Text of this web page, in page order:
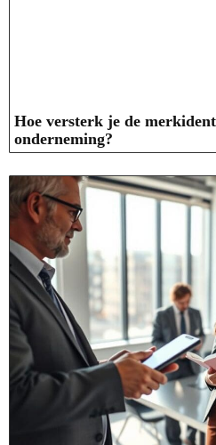
Hoe versterk je de
onderneming?